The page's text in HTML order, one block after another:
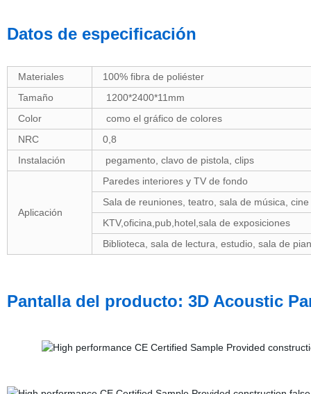
Datos de especificación
Materiales
100% fibra de poliéster
Tamaño
1200*2400*11mm
Color
como el gráfico de colores
NRC
0,8
Instalación
pegamento, clavo de pistola, clips
Aplicación
Paredes interiores y TV de fondo
Sala de reuniones, teatro, sala de música, cine
KTV,oficina,pub,hotel,sala de exposiciones
Biblioteca, sala de lectura, estudio, sala de
Pantalla del producto: 3D Acoustic